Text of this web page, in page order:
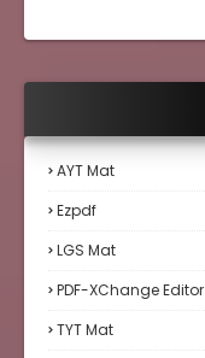
AYT Mat
Ezpdf
LGS Mat
PDF-XChange Editor
TYT Mat